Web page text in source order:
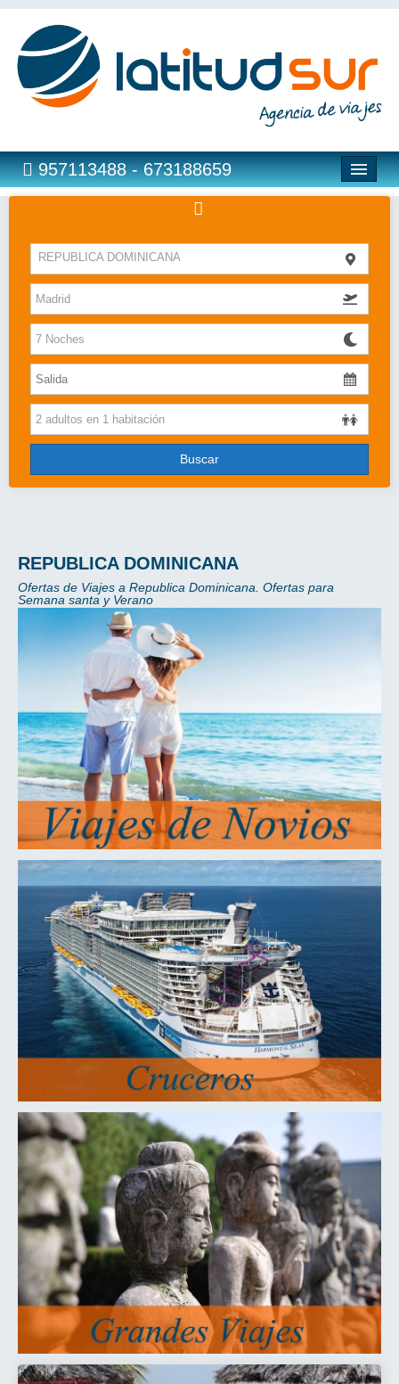
957113488 - 673188659
Hoteles
Costas
Islas
Caribe
Bahia Principe
Cruceros
Grandes Viajes
Más..
Disney
Entradas/Ocio
REPUBLICA DOMINICANA
Buscar
REPUBLICA DOMINICANA
Ofertas de Viajes a Republica Dominicana. Ofertas para
Semana santa y Verano